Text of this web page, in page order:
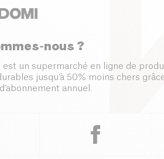
nous ?
est un supermarché en ligne de
jusqu’à 50% moins chers
annuel.